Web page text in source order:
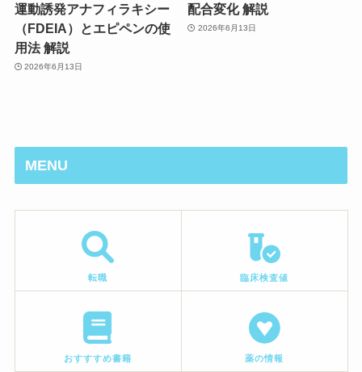
運動誘発アナフィラキシー
（FDEIA）とエピペンの使
用法 解説
2026年6月13日
配合変化 解説
2026年6月13日
MENU
転職 臨床検査値
おすすすめ書籍 薬の情報